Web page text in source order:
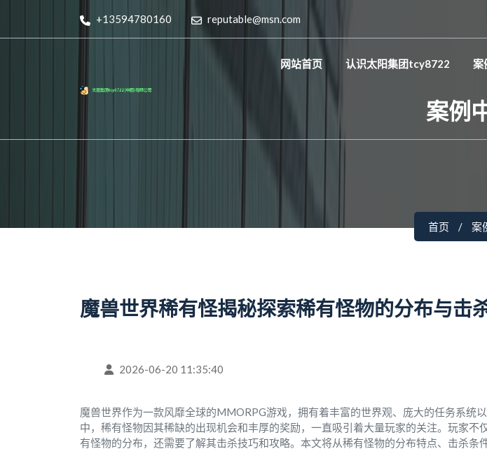
+13594780160 reputable@msn.com
网站首页 认识太阳集团tcy8722 案
案例
首页 案
魔兽世界稀有怪揭秘探索稀有怪物的分布与击
2026-06-20 11:35:40
魔兽世界作为一款风靡全球的MMORPG游戏，拥有着丰富的世界观、庞大的任务系统
中，稀有怪物因其稀缺的出现机会和丰厚的奖励，一直吸引着大量玩家的关注。玩家不
有怪物的分布，还需要了解其击杀技巧和攻略。本文将从稀有怪物的分布特点、击杀条